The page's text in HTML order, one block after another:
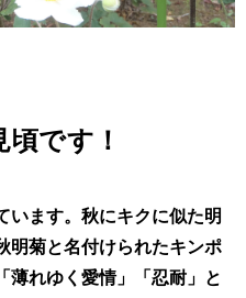
です！
います。秋にキクに似た明
明菊と名付けられたキンポ
れゆく愛情」「忍耐」 と